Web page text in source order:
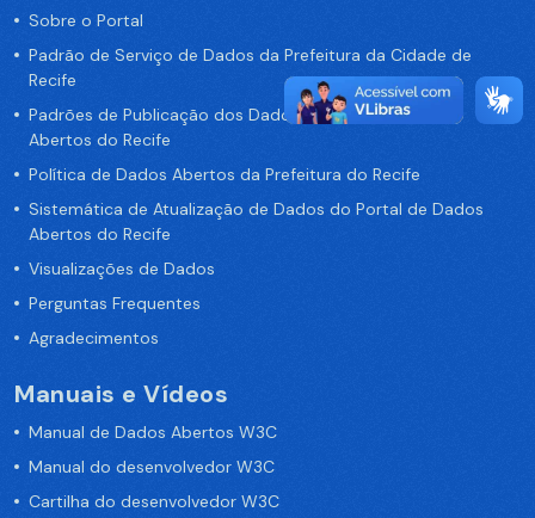
Sobre o Portal
Padrão de Serviço de Dados da Prefeitura da Cidade de
Recife
Padrões de Publicação dos Dados no Portal de Dados
Abertos do Recife
Política de Dados Abertos da Prefeitura do Recife
Sistemática de Atualização de Dados do Portal de Dados
Abertos do Recife
Visualizações de Dados
Perguntas Frequentes
Agradecimentos
Manuais e Vídeos
Manual de Dados Abertos W3C
Manual do desenvolvedor W3C
Cartilha do desenvolvedor W3C